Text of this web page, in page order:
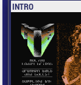
INTRO